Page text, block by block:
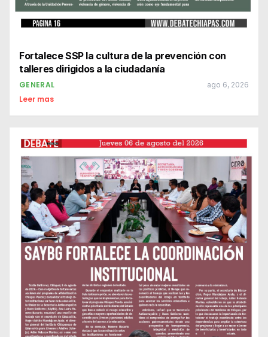
Fortalece SSP la cultura de la prevención con
talleres dirigidos a la ciudadanía
GENERAL ago 6, 2026
Leer mas